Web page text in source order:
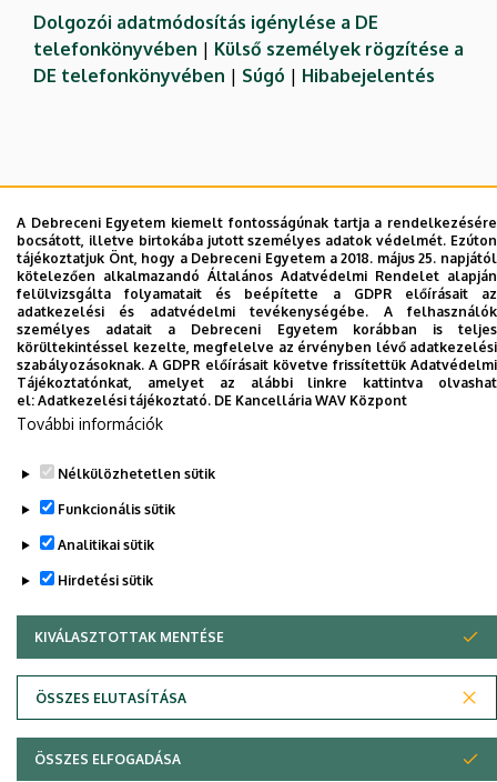
Dolgozói adatmódosítás igénylése a DE
telefonkönyvében | Külső személyek rögzítése a
DE telefonkönyvében | Súgó | Hibabejelentés
Adatvédelem
Adatvédelem
Szerzői jog © 2026 Unideb
A Debreceni Egyetem kiemelt fontosságúnak tartja a rendelkezésére
bocsátott, illetve birtokába jutott személyes adatok védelmét. Ezúton
tájékoztatjuk Önt, hogy a Debreceni Egyetem a 2018. május 25. napjától
kötelezően alkalmazandó Általános Adatvédelmi Rendelet alapján
felülvizsgálta folyamatait és beépítette a GDPR előírásait az
adatkezelési és adatvédelmi tevékenységébe. A felhasználók
személyes adatait a Debreceni Egyetem korábban is teljes
körültekintéssel kezelte, megfelelve az érvényben lévő adatkezelési
szabályozásoknak. A GDPR előírásait követve frissítettük Adatvédelmi
Tájékoztatónkat, amelyet az alábbi linkre kattintva olvashat
el: Adatkezelési tájékoztató. DE Kancellária WAV Központ
További információk
Nélkülözhetetlen sütik
Funkcionális sütik
Analitikai sütik
Hirdetési sütik
KIVÁLASZTOTTAK MENTÉSE
ÖSSZES ELUTASÍTÁSA
WITHDRAW CONSENT
ÖSSZES ELFOGADÁSA